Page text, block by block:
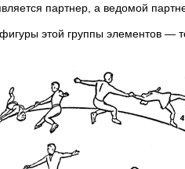
партнер, а ведомой
этой группы элементов —